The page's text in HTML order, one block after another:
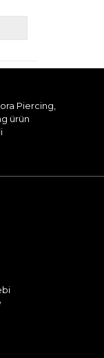
Piercing,
ürün